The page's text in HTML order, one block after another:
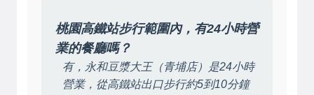
桃園高鐵站步行範圍內，有24小時營
業的餐廳嗎？
有，永和豆漿大王（青埔店）是24小時
營業，從高鐵站出口步行約5到10分鐘